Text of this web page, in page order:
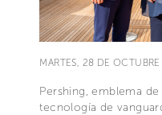
MARTES, 28 DE
Pershing, emblema
tecnología de